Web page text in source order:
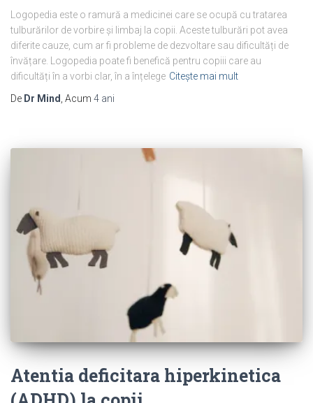
Logopedia este o ramură a medicinei care se ocupă cu tratarea
tulburărilor de vorbire și limbaj la copii. Aceste tulburări pot avea
diferite cauze, cum ar fi probleme de dezvoltare sau dificultăți de
învățare. Logopedia poate fi benefică pentru copiii care au
dificultăți în a vorbi clar, în a înțelege Citește mai mult
De Dr Mind , Acum 4 ani
Atentia deficitara hiperkinetica